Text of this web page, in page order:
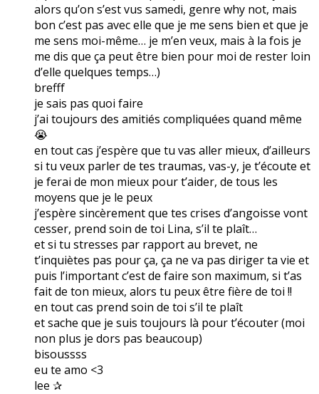
alors qu’on s’est vus samedi, genre why not, mais
bon c’est pas avec elle que je me sens bien et que je
me sens moi-même… je m’en veux, mais à la fois je
me dis que ça peut être bien pour moi de rester loin
d’elle quelques temps…)
brefff
je sais pas quoi faire
j’ai toujours des amitiés compliquées quand même
😭
en tout cas j’espère que tu vas aller mieux, d’ailleurs
si tu veux parler de tes traumas, vas-y, je t’écoute et
je ferai de mon mieux pour t’aider, de tous les
moyens que je le peux
j’espère sincèrement que tes crises d’angoisse vont
cesser, prend soin de toi Lina, s’il te plaît…
et si tu stresses par rapport au brevet, ne
t’inquiètes pas pour ça, ça ne va pas diriger ta vie et
puis l’important c’est de faire son maximum, si t’as
fait de ton mieux, alors tu peux être fière de toi !!
en tout cas prend soin de toi s’il te plaît
et sache que je suis toujours là pour t’écouter (moi
non plus je dors pas beaucoup)
bisoussss
eu te amo <3
lee ✰